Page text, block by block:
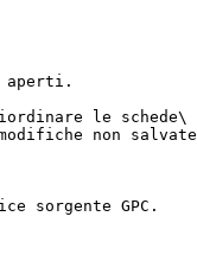
aperti.
le schede\
non salvate
sorgente GPC.